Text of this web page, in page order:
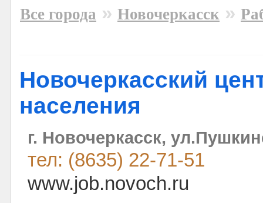
Все города » Новочеркасск »
Новочеркасский
населения
г. Новочеркасск,
тел: (8635) 22-71-51
www.job.novoch.ru